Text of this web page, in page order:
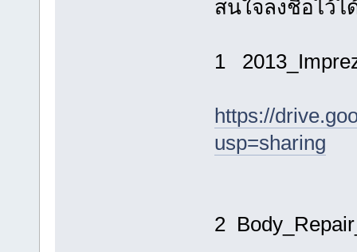
สนใจลงชื่อไว้ไ
1
https://
usp=sharing
2